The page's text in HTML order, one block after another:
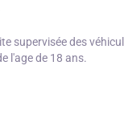
supervisée des
l'age de 18 ans.